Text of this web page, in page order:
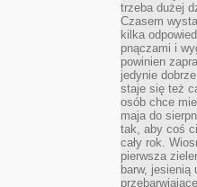
trzeba dużej
Czasem
kilka
pnączami i
powinien
jedynie
staje się też
osób chce
maja do
tak, aby coś
cały rok.
pierwsza
barw, jesienią